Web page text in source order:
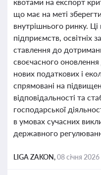
що має на меті
внутрішнього ринку. Ці
підприємств, освітніх
ставлення до
своєчасного оновлення
нових податкових і
спрямовані на
відповідальності та
господарської
в умовах сучасних
державного
LIGA ZAKON,08 січня 2026